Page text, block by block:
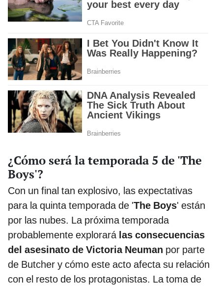
¿Cómo será la temporada 5 de 'The
Boys'?
Con un final tan explosivo, las expectativas
para la quinta temporada de 'The Boys' están
por las nubes. La próxima temporada
probablemente explorará las consecuencias
del asesinato de Victoria Neuman por parte
de Butcher y cómo este acto afecta su relación
con el resto de los protagonistas. La toma de